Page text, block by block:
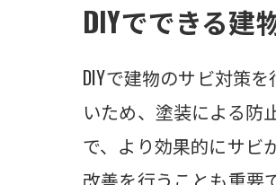
DIYでできる建
DIYで建物のサビ対策
いため、塗装による防
で、より効果的にサビ
改善を行うことも重要